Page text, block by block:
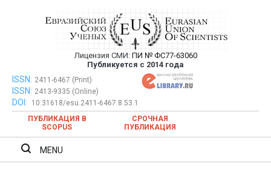
Евразийский Союз Ученых —
публикация научных статей в
ежемесячном научном журнале
Лицензия СМИ: ПИ № ФС77-63060
Публикуется с 2014 года
Евразийский Союз Ученых — публикация научных статей в
ежемесячном научном журнале
ISSN: 2411-6467 (Print)
ISSN: 2413-9335 (Online)
DOI:
10.31618/esu.2411-6467.8.53.1
ПУБЛИКАЦИЯ В
SCOPUS
СРОЧНАЯ
ПУБЛИКАЦИЯ
MENU